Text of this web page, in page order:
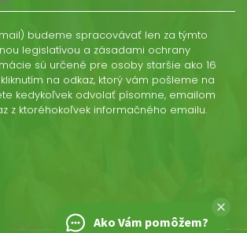
budeme spracovávať len za týmto
legislatívou a zásadami ochrany
sú určené pre osoby staršie ako 16
kliknutím na odkaz, ktorý vám pošleme na
kedykoľvek odvolať písomne, emailom
z ktoréhokoľvek informačného emailu.
Ako Vám pomôžem?